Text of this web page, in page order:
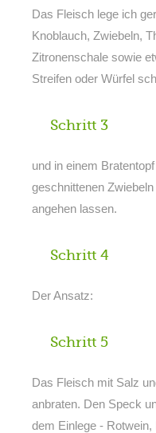
Das Fleisch lege ich
Knoblauch, Zwiebeln,
Zitronenschale sowie
Streifen oder Würfel
Schritt 3
und in einem
geschnittenen
angehen lassen.
Schritt 4
Der Ansatz:
Schritt 5
Das Fleisch mit Salz
anbraten. Den Speck
dem Einlege -